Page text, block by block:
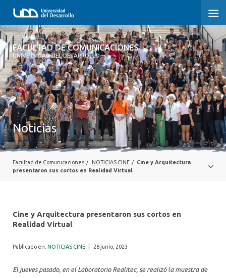
FACULTAD DE COMUNICACIONES
UNIVERSIDAD DEL DESARROLLO
FACULTAD DE COMUNICACIONES
INICIO
SOBRE LA FACULTAD
CARRERAS
POSTGRADOS Y EDUCACIÓN CONTINUA
INVESTIGACIÓN
ALUMNI
Noticias
Facultad de Comunicaciones / NOTICIAS CINE / Cine y Arquitectura
presentaron sus cortos en Realidad Virtual
Cine y Arquitectura presentaron sus cortos en
Realidad Virtual
Publicado en: NOTICIAS CINE 28 junio, 2023
El jueves pasado, en el Laboratorio Realitec, se realizó la muestra de